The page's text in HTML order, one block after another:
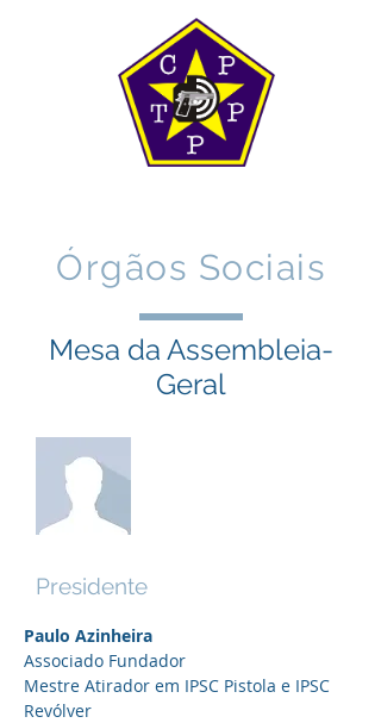
Órgãos Sociais
Mesa da Assembleia-
Geral
Presidente
Paulo Azinheira
Associado Fundador
Mestre Atirador em IPSC Pistola e IPSC
Revólver